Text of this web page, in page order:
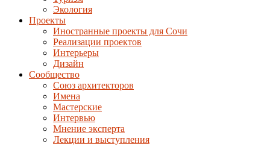
Экология
Проекты
Иностранные проекты для Сочи
Реализации проектов
Интерьеры
Дизайн
Сообщество
Союз архитекторов
Имена
Мастерские
Интервью
Мнение эксперта
Лекции и выступления